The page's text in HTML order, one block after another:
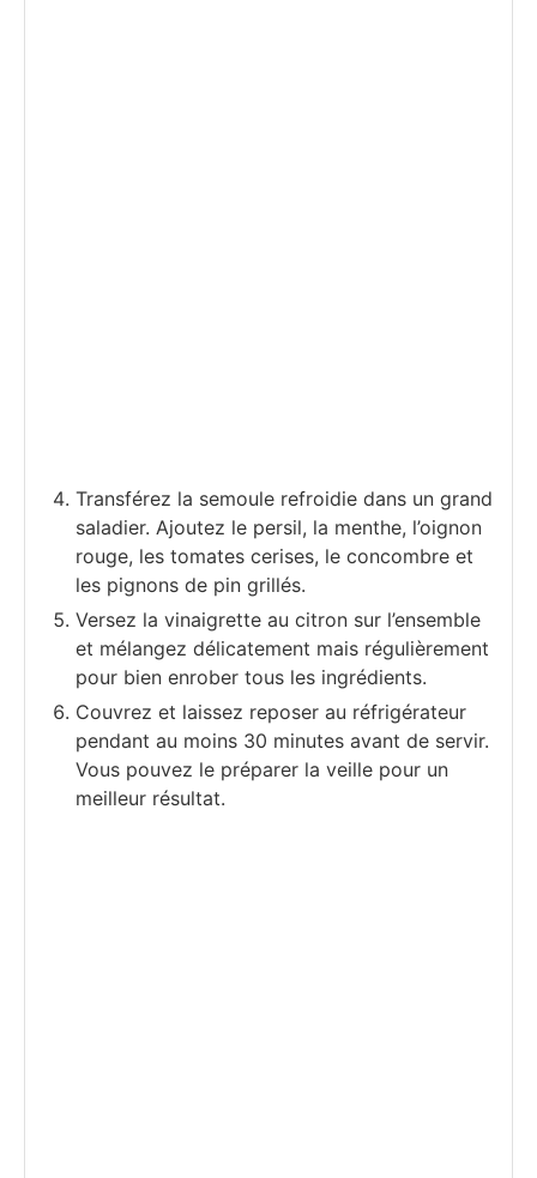
Transférez la semoule refroidie dans un grand
saladier. Ajoutez le persil, la menthe, l’oignon
rouge, les tomates cerises, le concombre et
les pignons de pin grillés.
Versez la vinaigrette au citron sur l’ensemble
et mélangez délicatement mais régulièrement
pour bien enrober tous les ingrédients.
Couvrez et laissez reposer au réfrigérateur
pendant au moins 30 minutes avant de servir.
Vous pouvez le préparer la veille pour un
meilleur résultat.